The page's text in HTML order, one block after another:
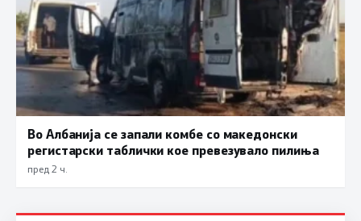
Во Албанија се запали комбе со македонски
регистарски таблички кое превезувало пилиња
пред 2 ч.